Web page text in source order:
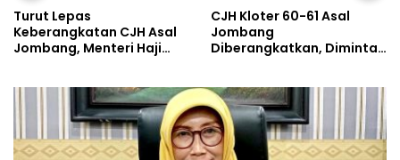
Turut Lepas
Keberangkatan CJH Asal
Jombang, Menteri Haji
CJH Kloter 60-61 Asal
Jombang
Diberangkatkan, Diminta